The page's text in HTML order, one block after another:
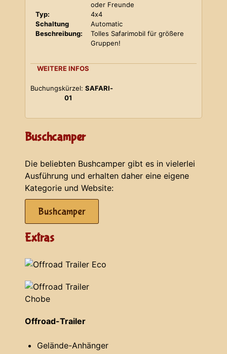
oder Freunde
Typ:
4x4
Schaltung
Automatic
Beschreibung:
Tolles Safarimobil für größere
Gruppen!
WEITERE INFOS
Buchungskürzel: SAFARI-
01
Buschcamper
Die beliebten Bushcamper gibt es in vielerlei
Ausführung und erhalten daher eine eigene
Kategorie und Website:
Bushcamper
Extras
Offroad-Trailer
Gelände-Anhänger